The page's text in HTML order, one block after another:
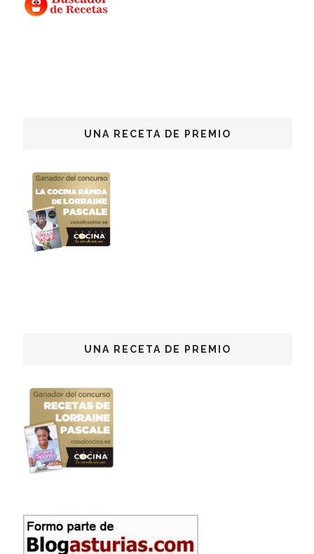
UNA RECETA DE PREMIO
UNA RECETA DE PREMIO